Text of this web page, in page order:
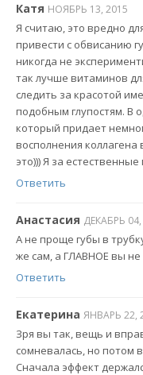
Катя НОЯБРЬ 13, 2015
Я считаю, это вредно
привести с обвисанию
никогда не
так лучше витаминов
следить за красотой
подобным глупостям. В
который придает
восполнения коллагена
это))) Я за естественные
Ответить
Анастасия ДЕКАБРЬ 04,
А не проще губы в
же сам, а ГЛАВНОЕ вы не
Ответить
Екатерина ЯНВАРЬ 22,
Зря вы так, вещь и
сомневалась, но потом
Сначала эффект